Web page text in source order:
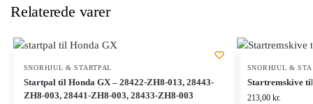
Relaterede varer
SNORHJUL & STARTPAL
Startpal til Honda GX – 28422-ZH8-013, 28443-
ZH8-003, 28441-ZH8-003, 28433-ZH8-003
SNORHJUL &
Startremskive
213,00 kr.